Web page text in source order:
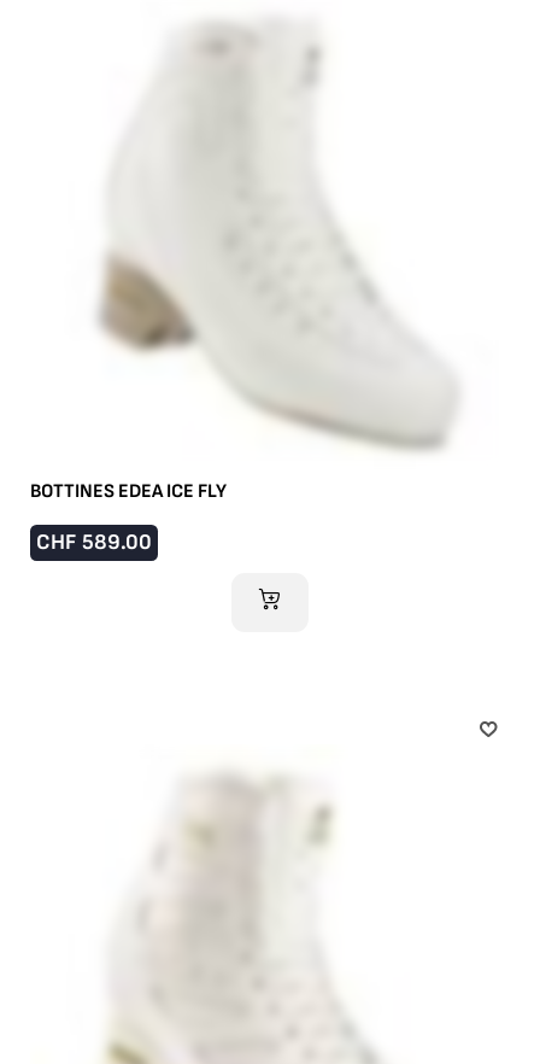
BOTTINES EDEA ICE FLY
CHF 589.00
AJOUTER AU PANIER